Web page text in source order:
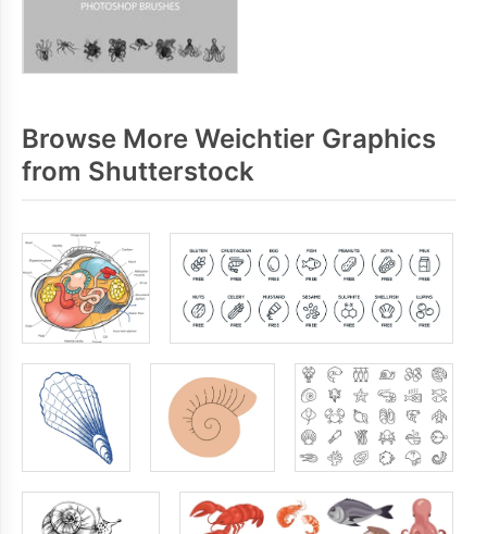
Browse More Weichtier Graphics
from Shutterstock